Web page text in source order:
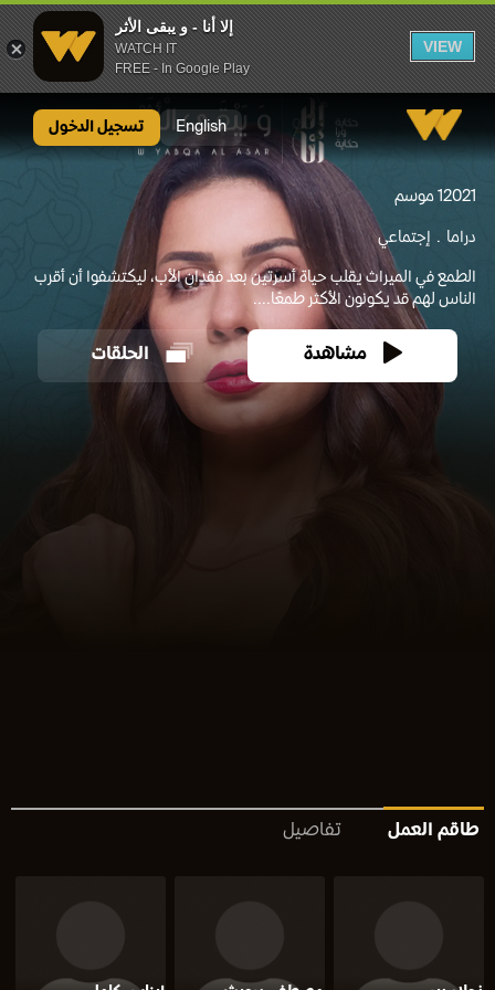
إلا أنا - و يبقى الأثر
WATCH IT
FREE - In Google Play
VIEW
English تسجيل الدخول
20211 موسم
دراما إجتماعي
الطمع في الميراث يقلب حياة أسرتين بعد فقدان الأب، ليكتشفوا أن أقرب
الناس لهم قد يكونون الأكثر طمعًا....
مشاهدة الحلقات
طاقم العمل تفاصيل